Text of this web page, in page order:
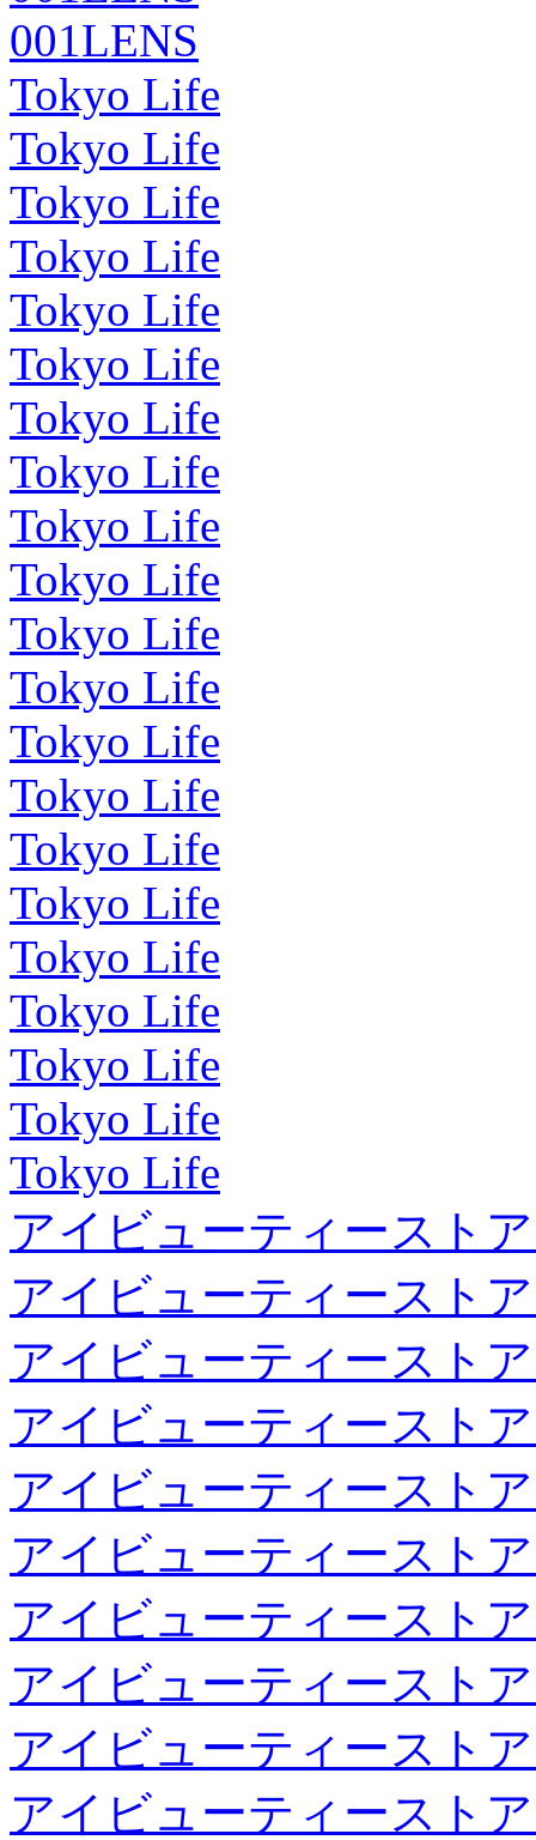
001LENS
Tokyo Life
Tokyo Life
Tokyo Life
Tokyo Life
Tokyo Life
Tokyo Life
Tokyo Life
Tokyo Life
Tokyo Life
Tokyo Life
Tokyo Life
Tokyo Life
Tokyo Life
Tokyo Life
Tokyo Life
Tokyo Life
Tokyo Life
Tokyo Life
Tokyo Life
Tokyo Life
Tokyo Life
アイビューティースト
アイビューティースト
アイビューティースト
アイビューティースト
アイビューティースト
アイビューティースト
アイビューティースト
アイビューティースト
アイビューティースト
アイビューティースト